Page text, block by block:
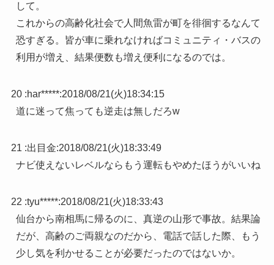
して。
これからの高齢化社会で人間魚雷が町を徘徊するなんて
恐すぎる。皆が車に乗れなければコミュニティ・バスの
利用が増え、結果便数も増え便利になるのでは。
20 :har*****:2018/08/21(火)18:34:15
道に迷って焦っても逆走は無しだろw
21 :出目金:2018/08/21(火)18:33:49
ナビ使えないレベルならもう運転もやめたほうがいいね
22 :tyu*****:2018/08/21(火)18:33:43
仙台から南相馬に帰るのに、真逆の山形で事故。結果論
だが、高齢のご両親なのだから、電話で話した際、もう
少し気を利かせることが必要だったのではないか。